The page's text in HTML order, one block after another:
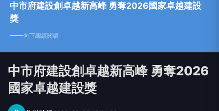
中市府建設創卓越新高峰 勇奪2026國家卓越建設
獎
向下繼續閱讀
中市府建設創卓越新高峰 勇奪2026
國家卓越建設獎